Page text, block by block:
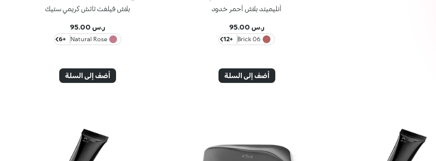
أنليميتد بلاش أحمر خدود
ر.س 95.00
06 Brick
+12
أضف إلى السلة
بلاش فيلفت تاتش كريمي ستيك
ر.س 95.00
Natural Rose
+6
أضف إلى السلة